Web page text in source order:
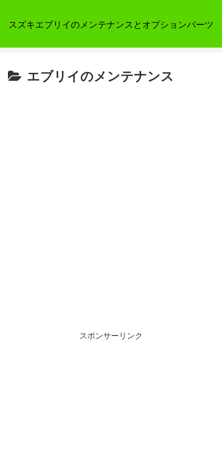
スズキエブリイのメンテナンスとオプションパーツ
エブリイのメンテナンス
スポンサーリンク